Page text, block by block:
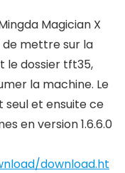
Magician X
mettre sur la
le dossier tft35,
la machine. Le
et ensuite ce
en version 1.6.6.0
download.ht